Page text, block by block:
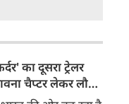
का दूसरा ट्रेलर
चैप्टर लेकर लौट